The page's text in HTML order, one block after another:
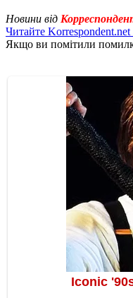
Новини від
Читайте
Якщо ви помітили